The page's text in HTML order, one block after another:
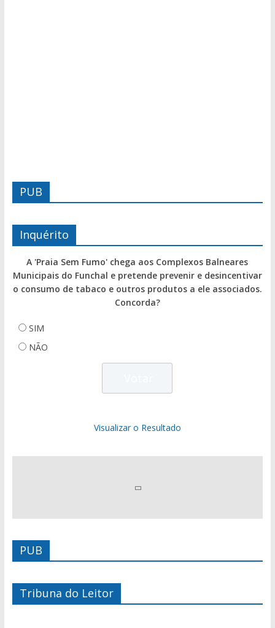
PUB
Inquérito
A 'Praia Sem Fumo' chega aos Complexos Balneares
Municipais do Funchal e pretende prevenir e desincentivar
o consumo de tabaco e outros produtos a ele associados.
Concorda?
SIM
NÃO
Visualizar o Resultado
PUB
Tribuna do Leitor